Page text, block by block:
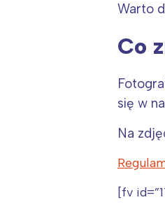
Warto
Co
się w
Na
[fv